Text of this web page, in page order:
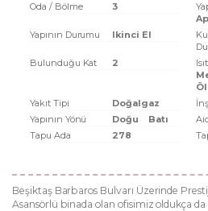
Oda / Bölme 3
Yapının Durumu
Ikinci El
Bulunduğu Kat 2
Yakıt Tipi
Doğalgaz
Yapının Yönü
Doğu Batı
Tapu Ada
278
Beşiktaş Barbaros Bulvarı Üzerinde
Asansörlü binada olan ofisimiz oldukça da